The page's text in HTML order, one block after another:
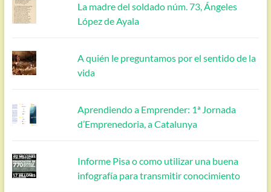
La madre del soldado núm. 73, Ángeles
López de Ayala
A quién le preguntamos por el sentido de la
vida
Aprendiendo a Emprender: 1ª Jornada
d’Emprenedoria, a Catalunya
Informe Pisa o como utilizar una buena
infografía para transmitir conocimiento